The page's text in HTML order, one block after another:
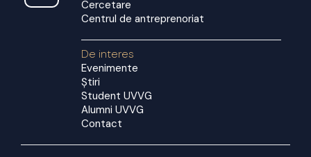
Cercetare
Centrul de antreprenoriat
De interes
Evenimente
Știri
Student UVVG
Alumni UVVG
Contact